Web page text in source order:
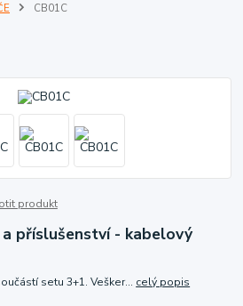
CB01C
produkt
příslušenství - kabelový
setu 3+1. Vešker... celý popis